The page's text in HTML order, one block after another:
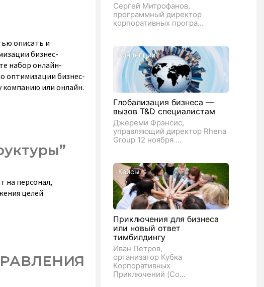
описать и
бизнес-
набор онлайн-
оптимизации бизнес-
компанию или онлайн.
на персонал,
целей
Сергей Митрофанов,
программный директор
корпоративных програ...
Концепции
Глобализация бизнеса —
вызов T&D специалистам
Джереми Фрэнсис,
управляющий директор Rhena
Group 12 ноября ...
Кейсы
Приключения для бизнеса
или новый ответ
тимбилдингу
Иван Петров,
организатор Кубка
Корпоративных
Приключений (Co...